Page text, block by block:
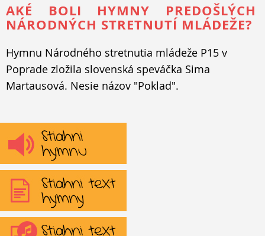
AKÉ BOLI HYMNY PREDOŠLÝCH
NÁRODNÝCH STRETNUTÍ MLÁDEŽE?
Hymnu Národného stretnutia mládeže P15 v
Poprade zložila slovenská speváčka Sima
Martausová. Nesie názov "Poklad".